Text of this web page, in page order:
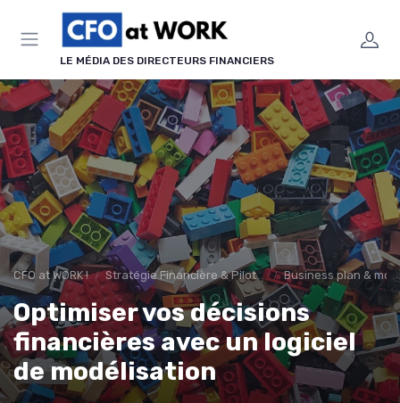
LE MÉDIA DES DIRECTEURS FINANCIERS
CFO at WORK ! Stratégie Financière & Pilotage Business plan &
Optimiser vos décisions
financières avec un logiciel
de modélisation
Panneau de gestion des cookies